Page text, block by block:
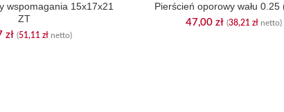
wspomagania 15x17x21
ZT
zł (51,11 zł netto)
Pierścień oporowy wału 0.25
47,00 zł (38,21 zł netto)